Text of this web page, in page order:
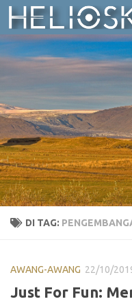
Skip to content
DI TAG:
AWANG-AWANG 22/10/
Just For Fun: